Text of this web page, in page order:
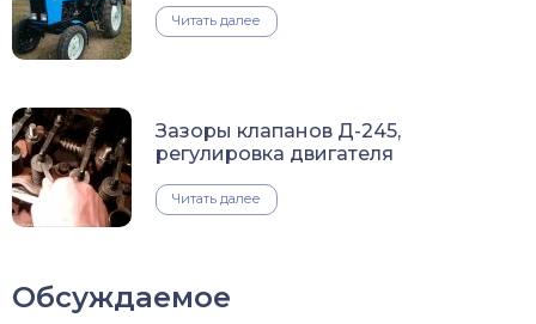
Читать далее
Зазоры клапанов Д-245,
регулировка двигателя
Читать далее
Обсуждаемое